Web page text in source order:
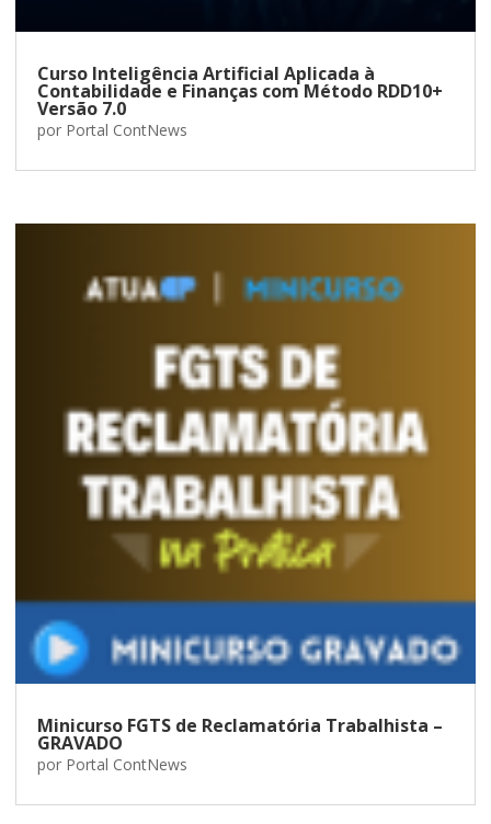
Curso Inteligência Artificial Aplicada à
Contabilidade e Finanças com Método RDD10+
Versão 7.0
por Portal ContNews
Minicurso FGTS de Reclamatória Trabalhista –
GRAVADO
por Portal ContNews